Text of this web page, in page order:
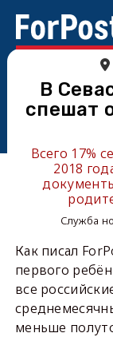
В
спешат
Всего 17%
2018
Служба
Как писал
первого
все
меньше